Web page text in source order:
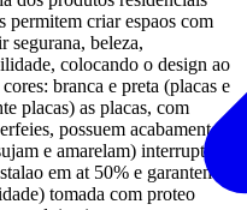
permitem criar espaos com
segurana, beleza,
colocando o design ao
branca e preta (placas e
placas) as placas, com
possuem acabamento
e amarelam) interruptores
em at 50% e garantem
tomada com proteo